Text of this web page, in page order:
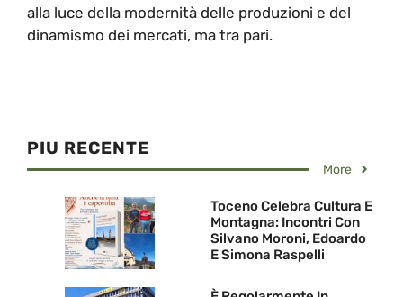
alla luce della modernità delle produzioni e del
dinamismo dei mercati, ma tra pari.
PIU RECENTE
More
Toceno Celebra Cultura E
Montagna: Incontri Con
Silvano Moroni, Edoardo
E Simona Raspelli